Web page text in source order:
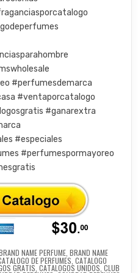
#perfumesdemarca
#ventaporcatalogo
#ganarextra
#especiales
#perfumespormayoreo
NAME PERFUME BRAND NAME
DE PERFUMES CATALOGO
GRATIS CATALOGOS UNIDOS CLUB